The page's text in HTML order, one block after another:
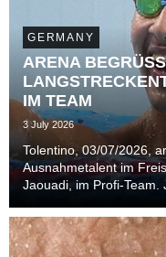
GERMANY
ARENA
IM TEAM
3 July 2026
Tolentino, 03/07/2026,
Ausnahmetalent im
Jaouadi, im Profi-Team.
und 2025 in Singapur